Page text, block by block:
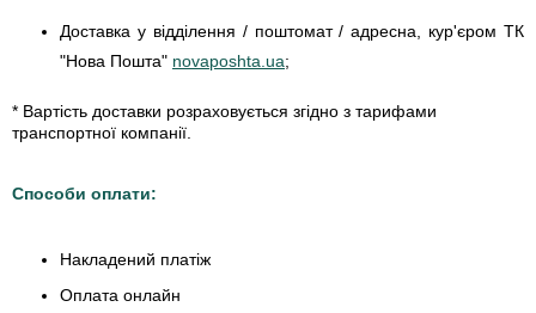
Доставка у відділення / поштомат / адресна, кур'єром ТК
"Нова Пошта" novaposhta.ua;
* Вартість доставки розраховується згідно з тарифами
транспортної компанії.
Способи оплати:
Накладений платіж
Оплата онлайн